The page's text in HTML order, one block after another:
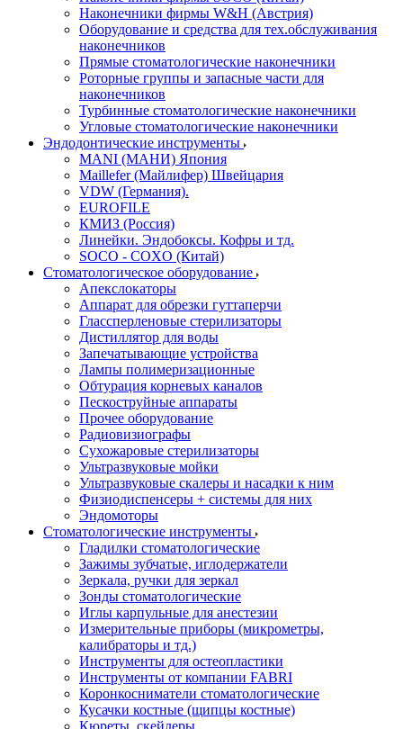
Наконечники фирмы W&H (Австрия)
Оборудование и средства для тех.обслуживания
наконечников
Прямые стоматологические наконечники
Роторные группы и запасные части для
наконечников
Турбинные стоматологические наконечники
Угловые стоматологические наконечники
Эндодонтические инструменты
MANI (МАНИ) Япония
Maillefer (Майлифер) Швейцария
VDW (Германия).
EUROFILE
КМИЗ (Россия)
Линейки. Эндобоксы. Кофры и тд.
SOCO - COXO (Китай)
Стоматологическое оборудование
Апекслокаторы
Аппарат для обрезки гуттаперчи
Глассперленовые стерилизаторы
Дистиллятор для воды
Запечатывающие устройства
Лампы полимеризационные
Обтурация корневых каналов
Пескоструйные аппараты
Прочее оборудование
Радиовизиографы
Сухожаровые стерилизаторы
Ультразвуковые мойки
Ультразвуковые скалеры и насадки к ним
Физиодиспенсеры + системы для них
Эндомоторы
Стоматологические инструменты
Гладилки стоматологические
Зажимы зубчатые, иглодержатели
Зеркала, ручки для зеркал
Зонды стоматологические
Иглы карпульные для анестезии
Измерительные приборы (микрометры,
калибраторы и тд.)
Инструменты для остеопластики
Инструменты от компании FABRI
Коронкосниматели стоматологические
Кусачки костные (щипцы костные)